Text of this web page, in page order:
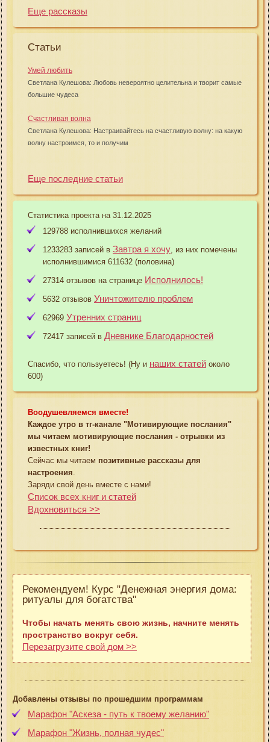
Еще рассказы
Статьи
Умей любить
Светлана Кулешова: Любовь невероятно целительна и творит самые
большие чудеса
Счастливая волна
Светлана Кулешова: Настраивайтесь на счастливую волну: на какую
волну настроимся, то и получим
Еще последние статьи
Статистика проекта на 31.12.2025
129788 исполнившихся желаний
1233283 записей в Завтра я хочу , из них помечены
исполнившимися 611632 (половина)
27314 отзывов на странице Исполнилось!
5632 отзывов Уничтожителю проблем
62969 Утренних страниц
72417 записей в Дневнике Благодарностей
Спасибо, что пользуетесь! (Ну и наших статей около
600)
Воодушевляемся вместе!
Каждое утро в тг-канале "Мотивирующие послания"
мы читаем мотивирующие послания - отрывки из
известных книг!
Сейчас мы читаем позитивные рассказы для
настроения
Заряди свой день вместе с нами!
Список всех книг и статей
Вдохновиться >>
Рекомендуем! Курс "Денежная энергия дома:
ритуалы для богатства"
Чтобы начать менять свою жизнь, начните менять
пространство вокруг себя.
Перезагрузите свой дом >>
Добавлены отзывы по прошедшим программам
Марафон "Аскеза - путь к твоему желанию"
Марафон "Жизнь, полная чудес"